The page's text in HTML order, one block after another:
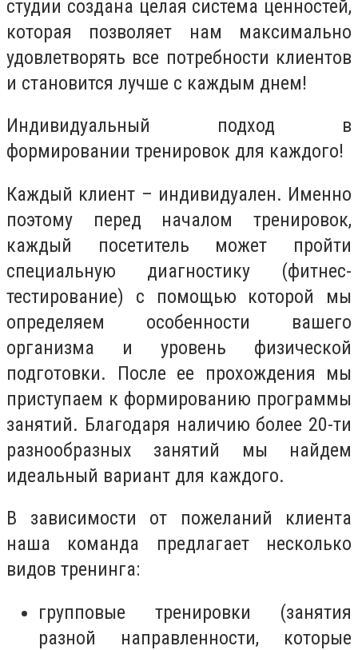
студии создана целая система ценностей,
которая позволяет нам максимально
удовлетворять все потребности клиентов
и становится лучше с каждым днем!
Индивидуальный подход в
формировании тренировок для каждого!
Каждый клиент – индивидуален. Именно
поэтому перед началом тренировок,
каждый посетитель может пройти
специальную диагностику (фитнес-
тестирование) с помощью которой мы
определяем особенности вашего
организма и уровень физической
подготовки. После ее прохождения мы
приступаем к формированию программы
занятий. Благодаря наличию более 20-ти
разнообразных занятий мы найдем
идеальный вариант для каждого.
В зависимости от пожеланий клиента
наша команда предлагает несколько
видов тренинга:
групповые тренировки (занятия
разной направленности, которые